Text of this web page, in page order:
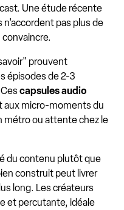
Une étude récente
n'accordent pas plus de
prouvent
épisodes de 2-3
capsules audio
micro-moments du
métro ou attente chez le
du contenu plutôt que
construit peut livrer
long. Les créateurs
et percutante, idéale